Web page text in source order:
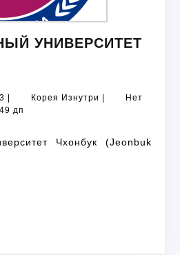
УНИВЕРСИТЕТ
30
сентября,
| Корея Изнутри Корея
|
Нет
дп